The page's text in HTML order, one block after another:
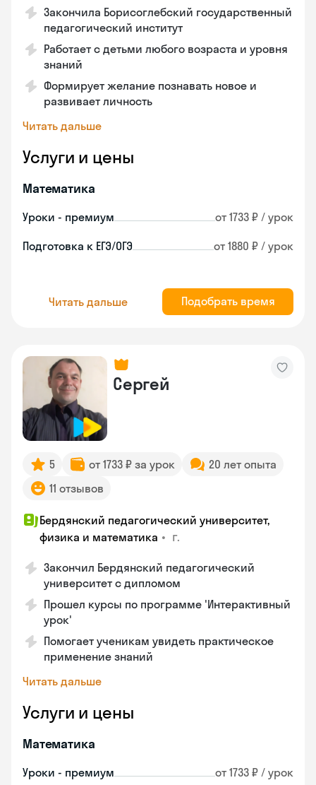
Закончила Борисоглебский государственный
педагогический институт
Работает с детьми любого возраста и уровня
знаний
Формирует желание познавать новое и
развивает личность
Читать дальше
Услуги и цены
Математика
Уроки - премиум от 1733 ₽ / урок
Подготовка к ЕГЭ/ОГЭ от 1880 ₽ / урок
Читать дальше Подобрать время
Сергей
5 от 1733 ₽ за урок
20 лет опыта
11 отзывов
Бердянский педагогический университет,
физика и математика • г.
Закончил Бердянский педагогический
университет с дипломом
Прошел курсы по программе 'Интерактивный
урок'
Помогает ученикам увидеть практическое
применение знаний
Читать дальше
Услуги и цены
Математика
Уроки - премиум от 1733 ₽ / урок